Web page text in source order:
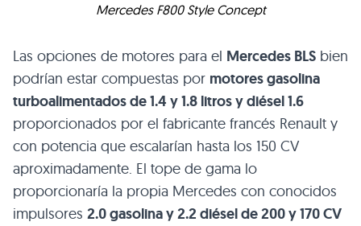
Mercedes F800 Style Concept
Las opciones de motores para el Mercedes BLS bien
podrían estar compuestas por motores gasolina
turboalimentados de 1.4 y 1.8 litros y diésel 1.6
proporcionados por el fabricante francés Renault y
con potencia que escalarían hasta los 150 CV
aproximadamente. El tope de gama lo
proporcionaría la propia Mercedes con conocidos
impulsores 2.0 gasolina y 2.2 diésel de 200 y 170 CV